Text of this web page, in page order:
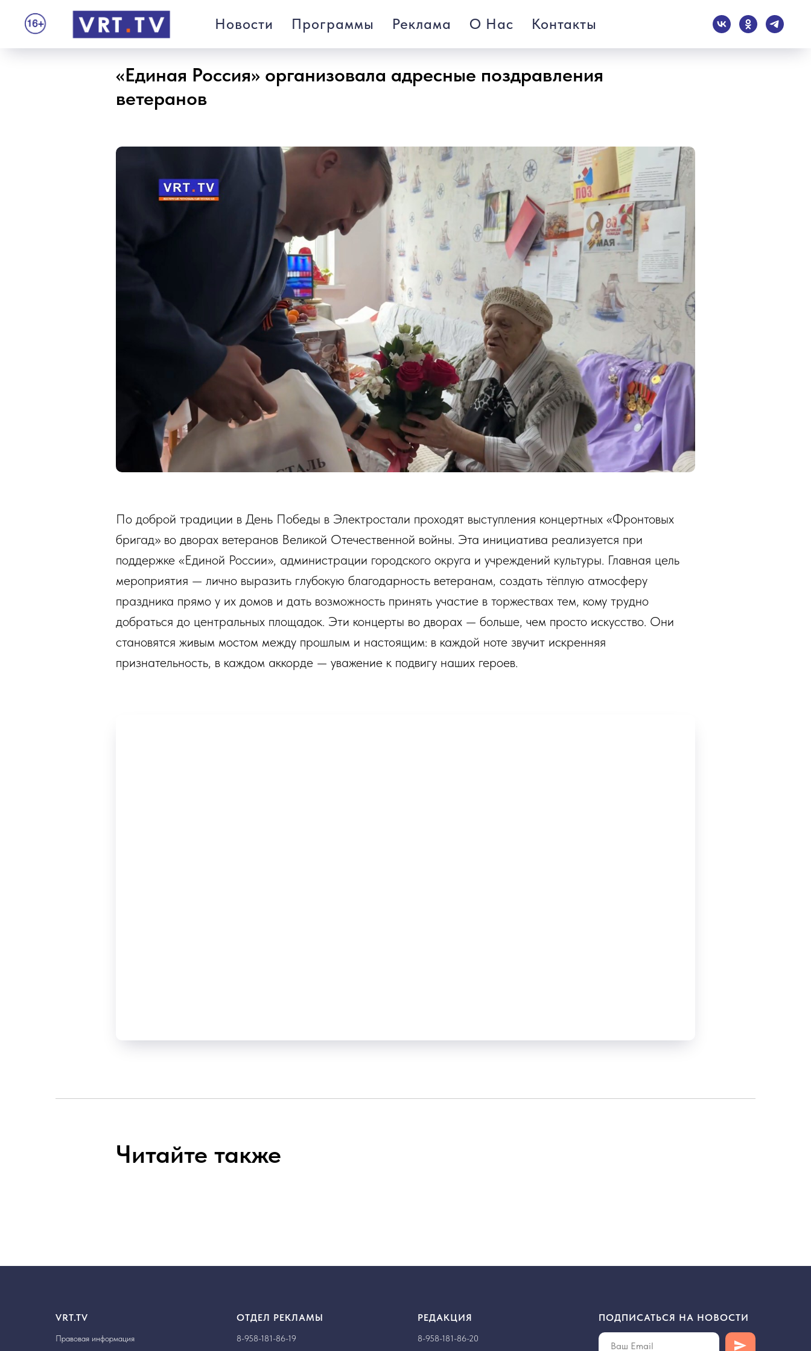
Новости Программы Реклама О Нас Контакты
«Единая Россия» организовала адресные поздравления
ветеранов
По доброй традиции в День Победы в Электростали проходят выступления концертных «Фронтовых
бригад» во дворах ветеранов Великой Отечественной войны. Эта инициатива реализуется при
поддержке «Единой России», администрации городского округа и учреждений культуры. Главная цель
мероприятия — лично выразить глубокую благодарность ветеранам, создать тёплую атмосферу
праздника прямо у их домов и дать возможность принять участие в торжествах тем, кому трудно
добраться до центральных площадок. Эти концерты во дворах — больше, чем просто искусство. Они
становятся живым мостом между прошлым и настоящим: в каждой ноте звучит искренняя
признательность, в каждом аккорде — уважение к подвигу наших героев.
Читайте также
VRT.TV
Правовая информация
ОТДЕЛ РЕКЛАМЫ
8-958-181-86-19
РЕДАКЦИЯ
8-958-181-86-20
ПОДПИСАТЬСЯ НА НОВОСТИ